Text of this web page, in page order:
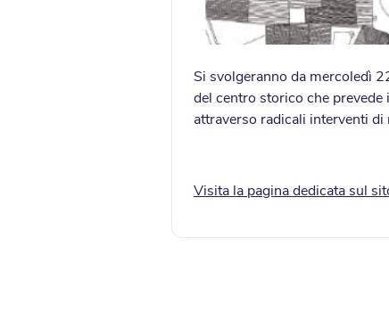
Si svolgeranno da mercoledì
del centro storico che
attraverso radicali interventi
Visita la pagina dedicata sul